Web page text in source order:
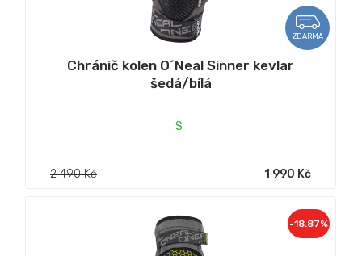
ZDARMA
Chránič kolen O´Neal Sinner kevlar
šedá/bílá
S
2 490 Kč 1 990 Kč
-18.87%